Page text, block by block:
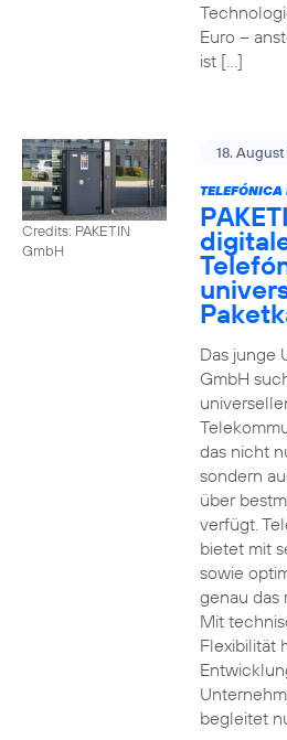
Euro –
ist […]
Credits: PAKETIN
GmbH
18. August
Das junge
GmbH
das nicht
sondern
über
verfügt.
bietet mit
sowie
genau das
Mit
Flexibilität
begleitet